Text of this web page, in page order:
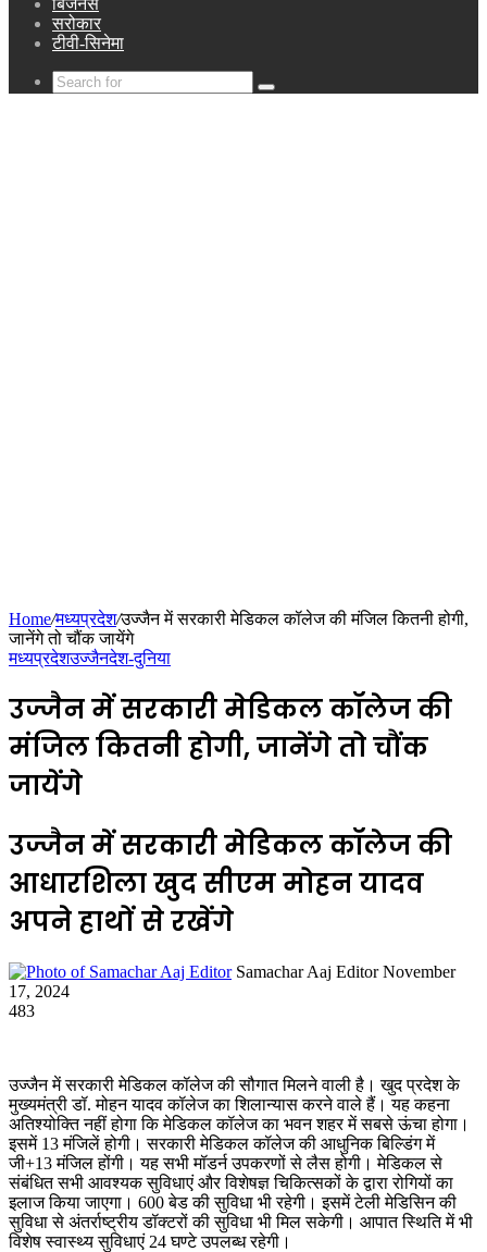
बिजनेस
सरोकार
टीवी-सिनेमा
Search
Home/मध्यप्रदेश/उज्जैन में सरकारी मेडिकल कॉलेज की मंजिल कितनी होगी,
जानेंगे तो चौंक जायेंगे
मध्यप्रदेशउज्जैनदेश-दुनिया
उज्जैन में सरकारी मेडिकल कॉलेज की
मंजिल कितनी होगी, जानेंगे तो चौंक
जायेंगे
उज्जैन में सरकारी मेडिकल कॉलेज की
आधारशिला खुद सीएम मोहन यादव
अपने हाथों से रखेंगे
Samachar Aaj Editor Send
November
17, 2024
483
उज्जैन में सरकारी मेडिकल कॉलेज की सौगात मिलने वाली है। खुद प्रदेश के
मुख्यमंत्री डॉ. मोहन यादव कॉलेज का शिलान्यास करने वाले हैं। यह कहना
अतिश्योक्ति नहीं होगा कि मेडिकल कॉलेज का भवन शहर में सबसे ऊंचा होगा।
इसमें 13 मंजिलें होगी। सरकारी मेडिकल कॉलेज की आधुनिक बिल्डिंग में
जी+13 मंजिल होंगी। यह सभी मॉडर्न उपकरणों से लैस होगी। मेडिकल से
संबंधित सभी आवश्यक सुविधाएं और विशेषज्ञ चिकित्सकों के द्वारा रोगियों का
इलाज किया जाएगा। 600 बेड की सुविधा भी रहेगी। इसमें टेली मेडिसिन की
सुविधा से अंतर्राष्ट्रीय डॉक्टरों की सुविधा भी मिल सकेगी। आपात स्थिति में भी
विशेष स्वास्थ्य सुविधाएं 24 घण्टे उपलब्ध रहेगी।